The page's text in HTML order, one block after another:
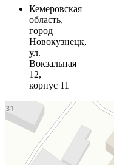
Кемеровская
область,
город
Новокузнецк,
ул.
Вокзальная
12,
корпус 11